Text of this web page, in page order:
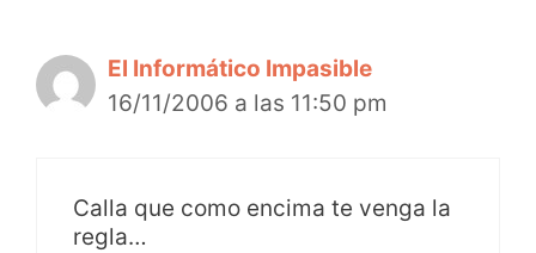
El Informático Impasible
16/11/2006 a las 11:50 pm
Calla que como encima te venga la
regla…